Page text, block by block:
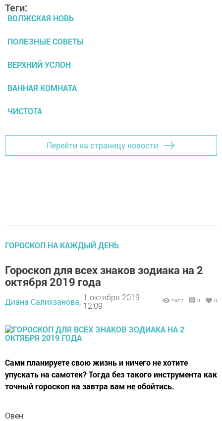
Теги:
ВОЛЖСКАЯ НОВЬ
ПОЛЕЗНЫЕ СОВЕТЫ
ВЕРХНИЙ УСЛОН
ВАННАЯ КОМНАТА
ЧИСТОТА
Перейти на страницу новости
ГОРОСКОП НА КАЖДЫЙ ДЕНЬ
Гороскоп для всех знаков зодиака на 2
октября 2019 года
Диана Салихзанова, 1 октября 2019 -
12:09
1612 0 0
Сами планируете свою жизнь и ничего не хотите
упускать на самотек? Тогда без такого инструмента как
точный гороскоп на завтра вам не обойтись.
Овен